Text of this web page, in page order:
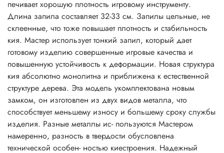
печивает хорошую плотность игровому инструменту.
Длина запила составляет 32-33 см. Запилы цельные, не
склеенные, что тоже повышает плотность и стабильность
кия. Мастер использует тонкий запил, который дает
готовому изделию совершенные игровые качества и
повышенную устойчивость к деформации. Новая структура
кия абсолютно монолитна и приближена к естественной
структуре дерева. Эта модель укомплектована новым
замком, он изготовлен из двух видов металла, что
способствует меньшему износу и большему сроку службы
изделия. Разные металлы ис- пользуются Мастером
намеренно, разность в твердости обусловлена
технической особен- ностью киестроения. Надежный